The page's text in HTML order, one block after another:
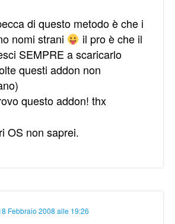
di questo metodo è che i
nomi strani
il pro è che il
SEMPRE a scaricarlo
questi addon non
questo addon! thx
OS non saprei.
Febbraio 2008 alle 19:26